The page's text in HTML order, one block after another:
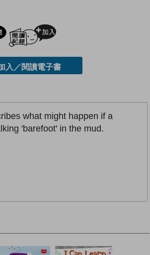
試閲
入／閱讀電子書
what might happen if a
'barefoot' in the mud.